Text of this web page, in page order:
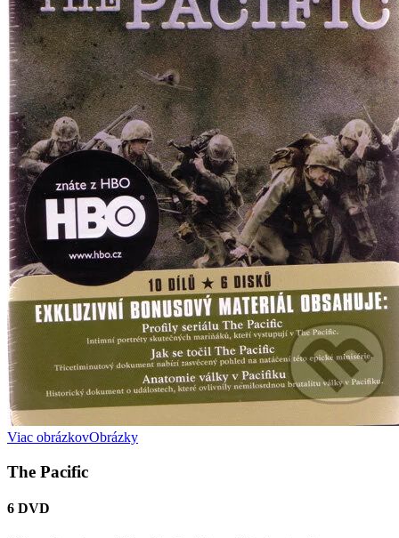
Viac obrázkovObrázky
The Pacific
6 DVD